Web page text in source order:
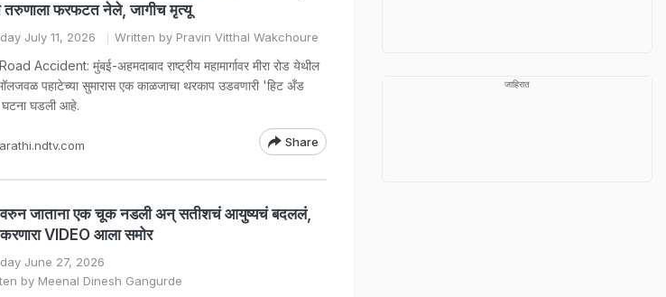
तरुणाला फरफटत नेले, जागीच मृत्यू
July 11, 2026 Written by Pravin Vitthal Wakchoure
Accident: मुंबई-अहमदाबाद राष्ट्रीय महामार्गावर मीरा रोड येथील
पहाटेच्या सुमारास एक काळजाचा थरकाप उडवणारी 'हिट अँड
घडली आहे.
Share
जाताना एक चूक नडली अन् सतीशचं आयुष्यचं बदललं,
करणारा VIDEO आला समोर
June 27, 2026
by Meenal Dinesh Gangurde
जाहिरात